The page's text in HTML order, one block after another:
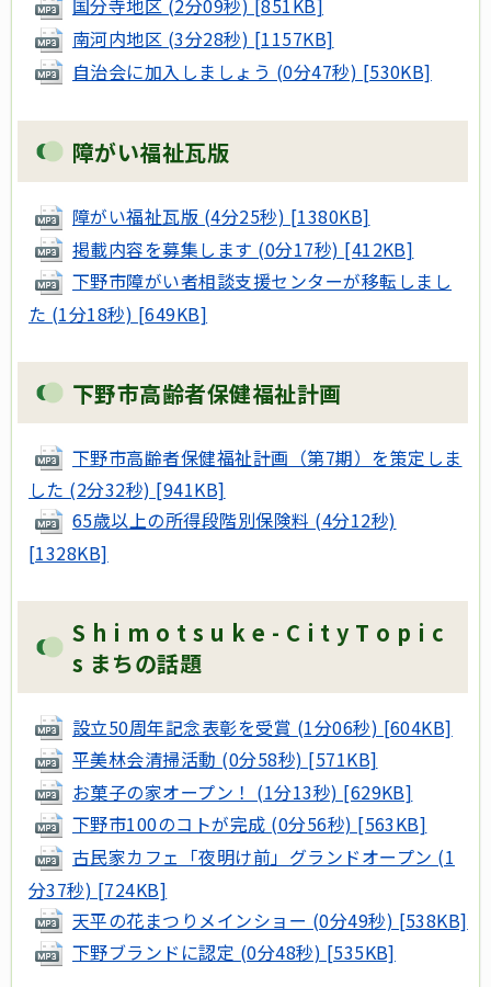
国分寺地区 (2分09秒) [851KB]
南河内地区 (3分28秒) [1157KB]
自治会に加入しましょう (0分47秒) [530KB]
障がい福祉瓦版
障がい福祉瓦版 (4分25秒) [1380KB]
掲載内容を募集します (0分17秒) [412KB]
下野市障がい者相談支援センターが移転しまし
た (1分18秒) [649KB]
下野市高齢者保健福祉計画
下野市高齢者保健福祉計画（第7期）を策定しま
した (2分32秒) [941KB]
65歳以上の所得段階別保険料 (4分12秒)
[1328KB]
S h i m o t s u k e - C i t y T o p i c
s まちの話題
設立50周年記念表彰を受賞 (1分06秒) [604KB]
平美林会清掃活動 (0分58秒) [571KB]
お菓子の家オープン！ (1分13秒) [629KB]
下野市100のコトが完成 (0分56秒) [563KB]
古民家カフェ「夜明け前」グランドオープン (1
分37秒) [724KB]
天平の花まつりメインショー (0分49秒) [538KB]
下野ブランドに認定 (0分48秒) [535KB]